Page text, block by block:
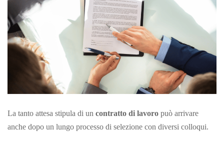
La tanto attesa stipula di un contratto di lavoro può arrivare
anche dopo un lungo processo di selezione con diversi colloqui.